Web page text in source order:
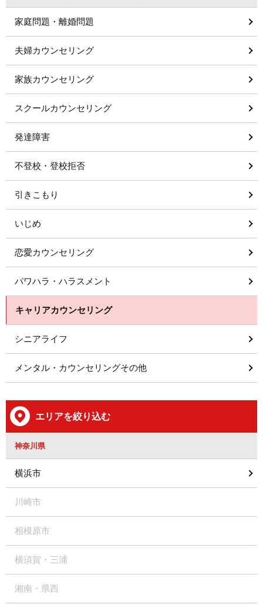
家庭問題・離婚問題
夫婦カウンセリング
家族カウンセリング
スクールカウンセリング
発達障害
不登校・登校拒否
引きこもり
いじめ
恋愛カウンセリング
パワハラ・ハラスメント
キャリアカウンセリング
シニアライフ
メンタル・カウンセリングその他
エリアを絞り込む
神奈川県
横浜市
川崎市
相模原市
横須賀・三浦
湘南・県西